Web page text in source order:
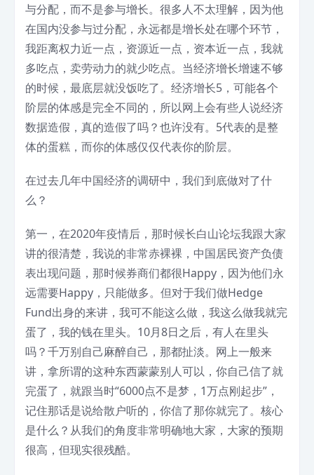
与分配，而不是参与增长。很多人不太理解，因为他
在国内没参与过分配，永远都是增长处在哪个环节，
我距离权力近一点，资源近一点，资本近一点，我就
多吃点，卖劳动力的就少吃点。当经济增长增速不够
的时候，最底层就没饭吃了。经济增长5，可能各个
阶层的体感是完全不同的，所以网上会有些人说经济
数据造假，真的造假了吗？也许没有。5代表的是整
体的蛋糕，而你的体感仅仅代表你的阶层。
在过去几年中国经济的调研中，我们到底做对了什
么？
第一，在2020年疫情后，那时候长白山论坛我跟大家
讲的很清楚，我说的非常赤裸裸，中国居民资产负债
表出现问题，那时候券商们都很Happy，因为他们永
远需要Happy，只能做多。但对于我们做Hedge
Fund出身的来讲，我可不能这么做，我这么做我就完
蛋了，我的钱在里头。10月8日之后，有人在里头
吗？千万别自己麻醉自己，那都扯淡。网上一般来
讲，拿所谓的这种东西蒙蒙别人可以，你自己信了就
完蛋了，就跟当时“6000点不是梦，1万点刚起步”，
记住那话是说给散户听的，你信了那你就完了。核心
是什么？从我们的角度非常明确地大家，大家的预期
很高，但现实很残酷。